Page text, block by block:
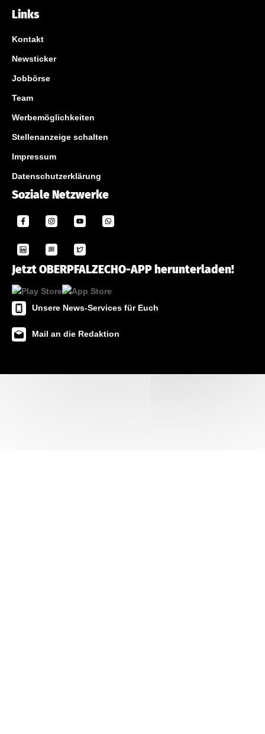
Links
Kontakt
Newsticker
Jobbörse
Team
Werbemöglichkeiten
Stellenanzeige schalten
Impressum
Datenschutzerklärung
Soziale Netzwerke
Jetzt OBERPFALZECHO-APP herunterladen!
Unsere News-Services für Euch
Mail an die Redaktion